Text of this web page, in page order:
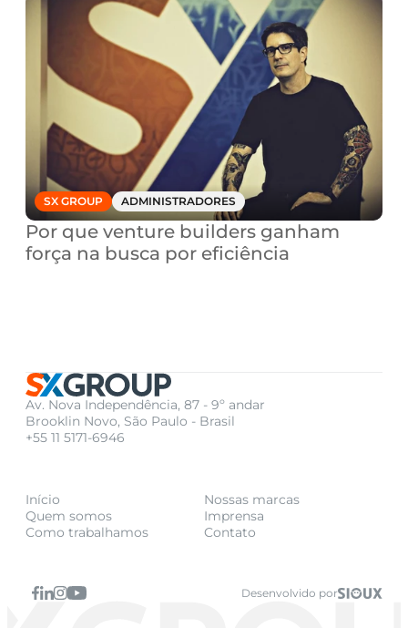
SX GROUP ADMINISTRADORES
Por que venture builders ganham
força na busca por eficiência
Av. Nova Independência, 87 - 9º andar
Brooklin Novo, São Paulo - Brasil
+55 11 5171-6946
Início
Quem somos
Como trabalhamos
Nossas marcas
Imprensa
Contato
Desenvolvido por